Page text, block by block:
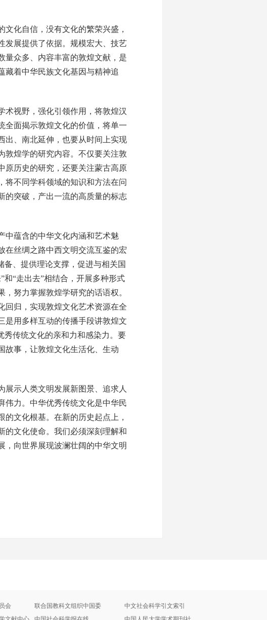
化自信，没有文化的繁荣兴盛，
发展提供了依据。规模宏大、技艺
量众多、内容丰富的敦煌文献，是
藏着中华民族文化基因与精神追
视野，强化引领作用，将敦煌汉
全面揭示敦煌文化的价值，将单一
出、南北延伸，也要从时间上实现
敦煌学的研究内容。不仅要关注敦
原历史的研究，还要关注蒙古高原
将不同学科领域的知识和方法在问
的突破，产出一流的高质量的标志
蕴含的中华文化内涵和艺术魅
在丝绸之路中西文明交流互鉴的宏
、提供理论支撑，促进与相关国
“走出去”相结合，开展多种形式
努力掌握敦煌学研究的话语权。
回归，实现敦煌文化艺术资源在全
是用多样互动的传播手段讲敦煌文
秀传统文化的亲和力和感染力。要
故事，让敦煌文化生活化、生动
示人类文明发展新图景、追求人
伟力。中华优秀传统文化是中华民
文化根基。在新的历史起点上，
的文化使命。我们必须深刻理解和
，向世界展现波澜壮阔的中华文明
会 联合国教科文组织中国委
中文社会科学引文索引